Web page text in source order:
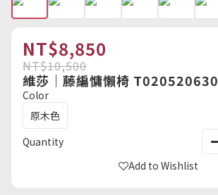
NT$8,850
NT$10,500
維莎｜藤編慵懶椅 T020520630
Color
原木色
Quantity
Add to Wishlist